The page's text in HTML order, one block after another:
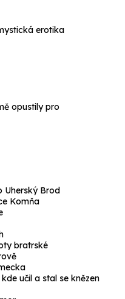
erotika
opustily pro
Uherský Brod
Komňa
bratrské
učil a stal se knězen